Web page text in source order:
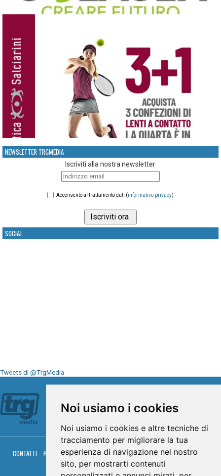
Noi usiamo i cookies
Noi usiamo i cookies e altre tecniche di
tracciamento per migliorare la tua
esperienza di navigazione nel nostro
sito, per mostrarti contenuti
NEWSLETTER TRGMEDIA
Iscriviti alla nostra newsletter
Acconsento al trattamento dati (informativa privacy)
SOCIAL
Tweets di @TrgMedia
CONTATTI PRIVACY COOKIES PALINSESTO DIRETTA TV
DIRETTA RADIO
RGM HITRADIO